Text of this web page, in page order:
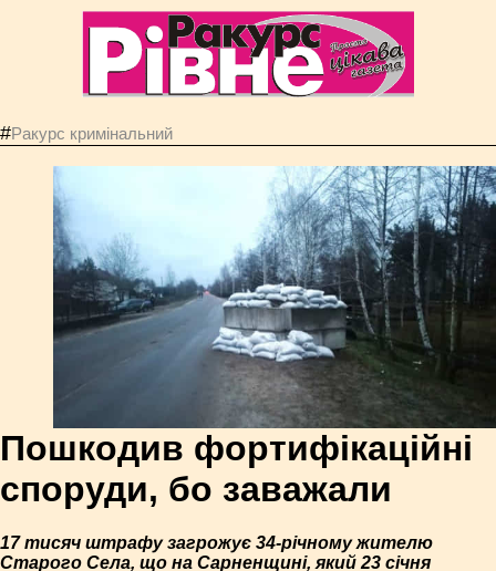
#Ракурс кримінальний
Пошкодив фортифікаційні
споруди, бо заважали
17 тисяч штрафу загрожує 34-річному жителю
Старого Села, що на Сарненщині, який 23 січня